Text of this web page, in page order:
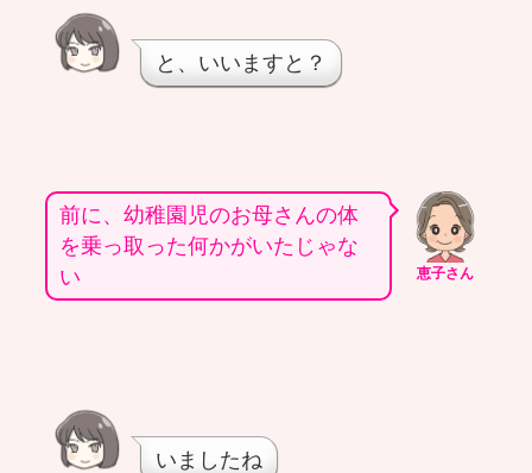
と、いいますと？
恵子さん
前に、幼稚園児のお母さんの体
を乗っ取った何かがいたじゃな
い
いましたね